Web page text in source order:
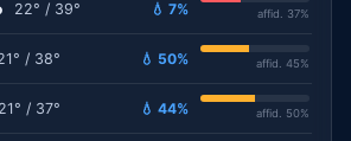
22° / 39° 💧 7% affid. 37%
/ 38° 💧 50% affid. 45%
21° / 37° 💧 44% affid. 50%